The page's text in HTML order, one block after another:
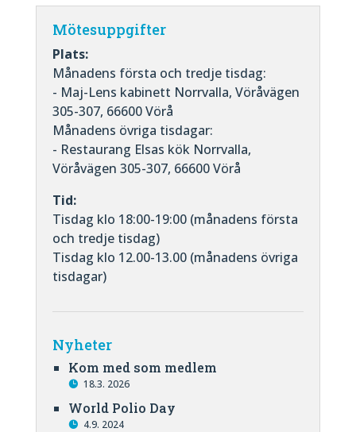
Mötesuppgifter
Plats:
Månadens första och tredje tisdag:
- Maj-Lens kabinett Norrvalla, Vöråvägen
305-307, 66600 Vörå
Månadens övriga tisdagar:
- Restaurang Elsas kök Norrvalla,
Vöråvägen 305-307, 66600 Vörå
Tid:
Tisdag klo 18:00-19:00 (månadens första
och tredje tisdag)
Tisdag klo 12.00-13.00 (månadens övriga
tisdagar)
Nyheter
Kom med som medlem
18.3. 2026
World Polio Day
4.9. 2024